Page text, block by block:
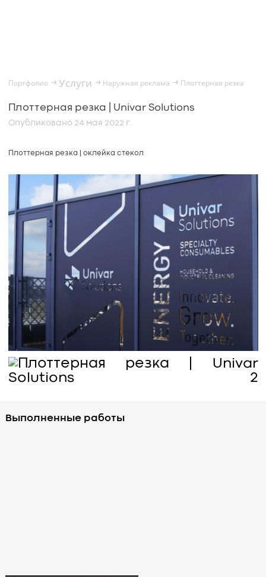
Портфолио → Услуги → Наружная реклама → Плоттерная резка
Плоттерная резка | Univar Solutions
Опубликовано 24 мая 2022 г.
Плоттерная резка | оклейка стекол
Выполненные работы